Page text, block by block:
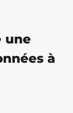
une
à